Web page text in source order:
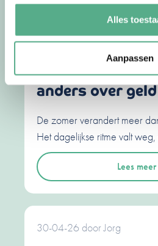
Alles
Aanpassen
02-07-26doorJorg
Waarom we op
anders over
De zomer verandert meer
Het dagelijkse ritme valt
Lees meer
30-04-26 doorJorg